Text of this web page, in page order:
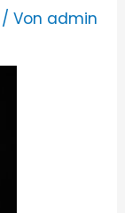
/ Von admin